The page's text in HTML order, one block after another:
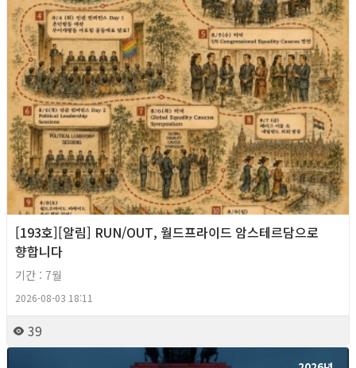
[193호][알림] RUN/OUT, 월드프라이드 암스테르담으로
향합니다
기간 : 7월
2026-08-03 18:11
39